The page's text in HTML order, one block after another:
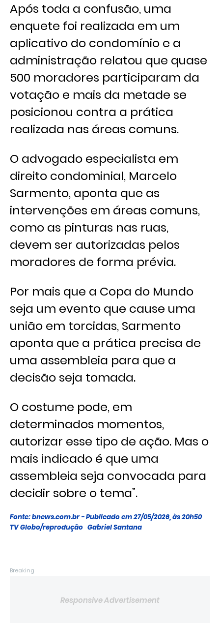
Após toda a confusão, uma
enquete foi realizada em um
aplicativo do condomínio e a
administração relatou que quase
500 moradores participaram da
votação e mais da metade se
posicionou contra a prática
realizada nas áreas comuns.
O advogado especialista em
direito condominial, Marcelo
Sarmento, aponta que as
intervenções em áreas comuns,
como as pinturas nas ruas,
devem ser autorizadas pelos
moradores de forma prévia.
Por mais que a Copa do Mundo
seja um evento que cause uma
união em torcidas, Sarmento
aponta que a prática precisa de
uma assembleia para que a
decisão seja tomada.
O costume pode, em
determinados momentos,
autorizar esse tipo de ação. Mas o
mais indicado é que uma
assembleia seja convocada para
decidir sobre o tema”.
Fonte: bnews.com.br - Publicado em 27/05/2026, às 20h50
TV Globo/reprodução Gabriel Santana
Breaking
Responsive Advertisement